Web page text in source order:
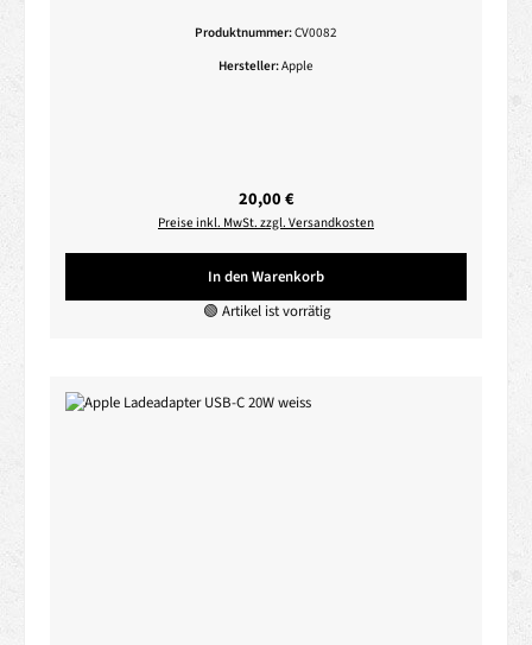
Produktnummer:CV0082
Hersteller:Apple
Regulärer Preis:
20,00 €
Preise inkl. MwSt. zzgl. Versandkosten
In den Warenkorb
🟢 Artikel ist vorrätig